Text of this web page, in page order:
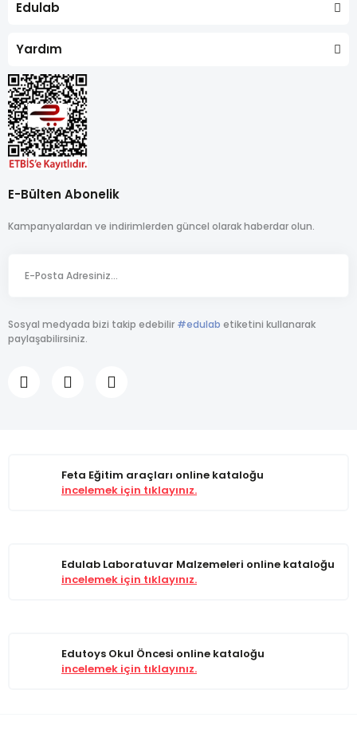
Edulab
Yardım
E-Bülten Abonelik
Kampanyalardan ve indirimlerden güncel olarak haberdar olun.
Sosyal medyada bizi takip edebilir #edulab etiketini kullanarak
paylaşabilirsiniz.
Feta Eğitim araçları online kataloğu
incelemek için tıklayınız.
Edulab Laboratuvar Malzemeleri online kataloğu
incelemek için tıklayınız.
Edutoys Okul Öncesi online kataloğu
incelemek için tıklayınız.